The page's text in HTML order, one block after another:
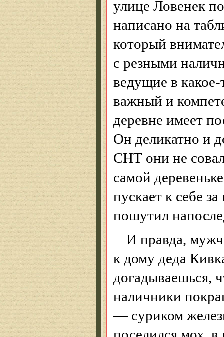
улице Ловенек
написано на
который
с резными
ведущие в какое-
важный и
деревне имеет
Он деликатно и
СНТ они не
самой
пускает к себе
пошутил
И правда,
к дому деда
догадываешься,
наличники
— суриком